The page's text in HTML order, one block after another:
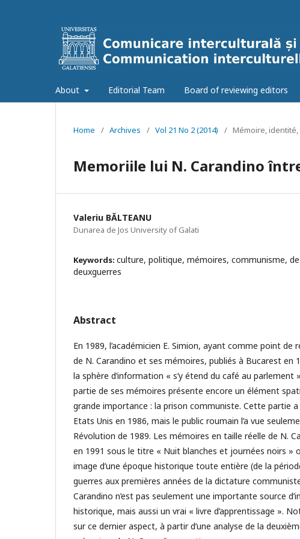
About Editorial Team Board of reviewing editors
Home / Archives / Vol 21 No 2 (2014) / Mémoire,
Memoriile lui N. Carandino
Valeriu BĂLTEANU
Dunarea de Jos University of Galati
Keywords: culture, politique, mémoires, communisme, de
deuxguerres
Abstract
En 1989, l’académicien E. Simion, ayant comme point de
de N. Carandino et ses mémoires, publiés à Bucarest en
la sphère d’information « s’y étend du café au parlement
partie de ses mémoires présente encore un élément
grande importance : la prison communiste. Cette partie
Etats Unis en 1986, mais le public roumain l’a vue
Révolution de 1989. Les mémoires en taille réelle de N.
en 1991 sous le titre « Nuit blanches et journées noirs »
image d’une époque historique toute entière (de la
guerres aux premières années de la dictature
Carandino n’est pas seulement une importante source
historique, mais aussi un vrai « livre d’apprentissage ».
sur ce dernier aspect, à partir d’une analyse de la